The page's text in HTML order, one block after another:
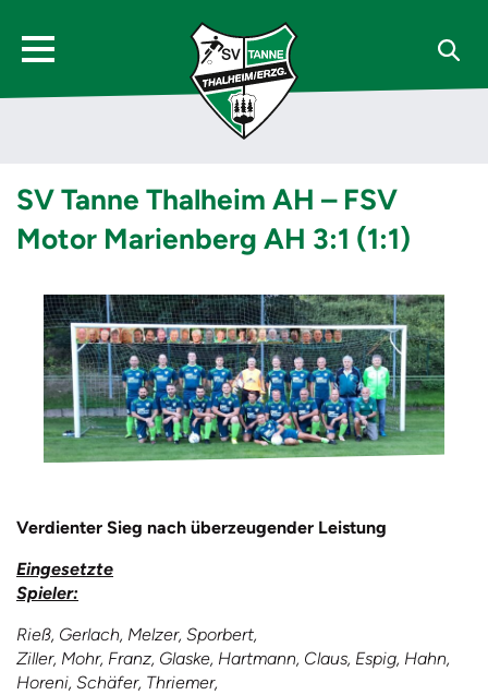
SV Tanne Thalheim AH – FSV
Motor Marienberg AH 3:1 (1:1)
Verdienter Sieg nach überzeugender Leistung
Eingesetzte
Spieler:
Rieß, Gerlach, Melzer, Sporbert,
Ziller, Mohr, Franz, Glaske, Hartmann, Claus, Espig, Hahn,
Horeni, Schäfer, Thriemer,